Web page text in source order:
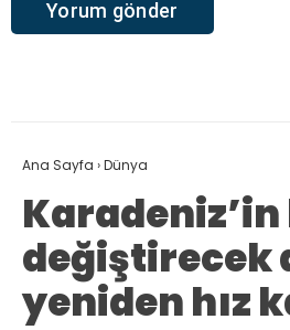
Ana Sayfa ›Dünya
değiştirecek
yeniden hız